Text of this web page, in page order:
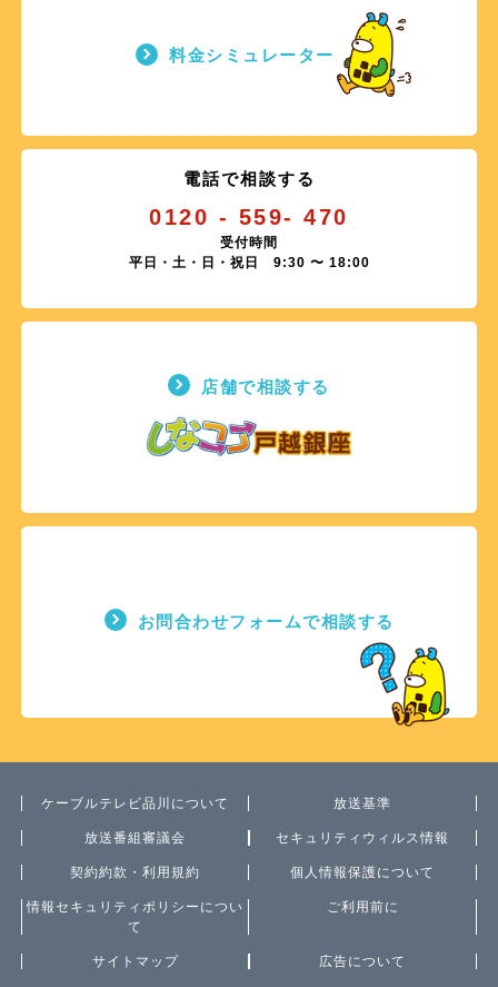
「BS10プレミアム」放送設備の切り替えに関するお知らせ
「女性チャンネル♪LaLa TV」名称・ロゴ変更について
【更新】「テレビ・プッシュ」一部サービス終了のお知らせ
2026.03.16
【緊急8/6】テレビサービス一時休止のお知らせ
2026.08.04
【復旧】テレビサービスの障害について
【復旧】テレビサービスの障害について
【復旧】サービスの障害について（一部地域）
【復旧】電話サービスの障害について（一部地域）
【9/29】テレビサービス一時休止のお知らせ
【8/7】伝送路メンテナンス（一部地域）
料金シミュレーター
電話で相談する
0120 - 559- 470
受付時間
平日・土・日・祝日 9:30 〜 18:00
店舗で相談する
お問合わせフォームで相談する
ケーブルテレビ品川について 放送基準
放送番組審議会 セキュリティウィルス情報
契約約款・利用規約 個人情報保護について
情報セキュリティポリシーについ
て
ご利用前に
サイトマップ 広告について